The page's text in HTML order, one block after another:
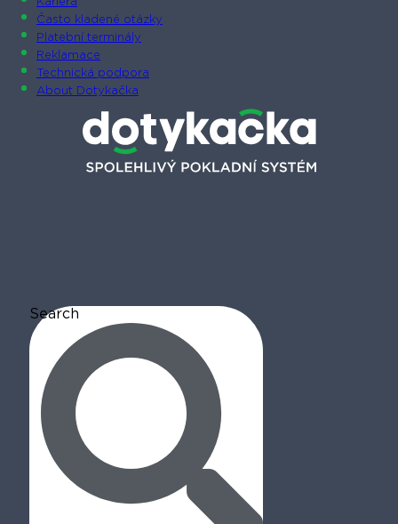
Kariéra
Často kladené otázky
Platební terminály
Reklamace
Technická podpora
About Dotykačka
Search